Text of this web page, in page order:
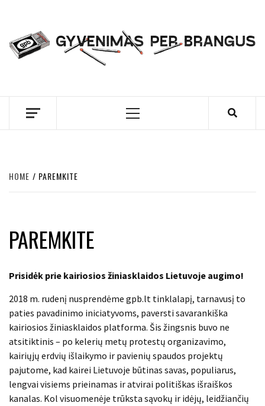
content
BRANGUS
Menu
HOME PAREMKITE
PAREMKITE
Prisidėk prie kairiosios žiniasklaidos Lietuvoje augimo!
2018 m. rudenį nusprendėme gpb.lt tinklalapį, tarnavusį to
paties pavadinimo iniciatyvoms, paversti savarankiška
kairiosios žiniasklaidos platforma. Šis žingsnis buvo ne
atsitiktinis – po kelerių metų protestų organizavimo,
kairiųjų erdvių išlaikymo ir pavienių spaudos projektų
pajutome, kad kairei Lietuvoje būtinas savas, populiarus,
lengvai visiems prieinamas ir atvirai politiškas išraiškos
kanalas. Kol visuomenėje trūksta sąvokų ir idėjų, leidžiančių